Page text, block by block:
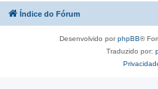
Índice do Fórum
Desenvolvido porphpBB®
Traduzido por: